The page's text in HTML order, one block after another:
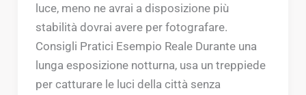
luce, meno ne avrai a disposizione più
stabilità dovrai avere per fotografare.
Consigli Pratici Esempio Reale Durante una
lunga esposizione notturna, usa un treppiede
per catturare le luci della città senza